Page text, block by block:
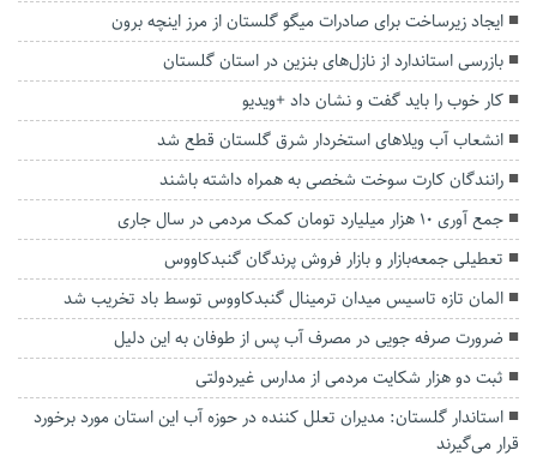
ایجاد زیرساخت برای صادرات میگو گلستان از مرز اینچه برون
بازرسی استاندارد از نازل‌های بنزین در استان گلستان
کار خوب را باید گفت و نشان داد +ویدیو
انشعاب آب ویلاهای استخردار شرق گلستان قطع شد
رانندگان کارت سوخت شخصی به همراه داشته باشند
جمع آوری ۱۰ هزار میلیارد تومان کمک مردمی در سال جاری
تعطیلی جمعه‌بازار و بازار فروش پرندگان گنبدکاووس
المان تازه تاسیس میدان ترمینال گنبدکاووس توسط باد تخریب شد
ضرورت صرفه جویی در مصرف آب پس از طوفان به این دلیل
ثبت دو هزار شکایت مردمی از مدارس غیردولتی
استاندار گلستان: مدیران تعلل کننده در حوزه آب این استان مورد برخورد
قرار می‌گیرند